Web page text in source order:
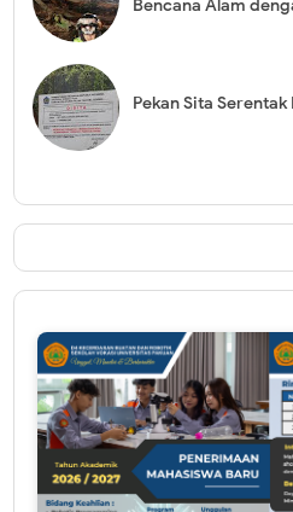
Bencana Alam
Pekan Sita